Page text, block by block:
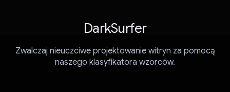
DarkSurfer
Zwalczaj nieuczciwe projektowanie witryn za pomocą
naszego klasyfikatora wzorców.